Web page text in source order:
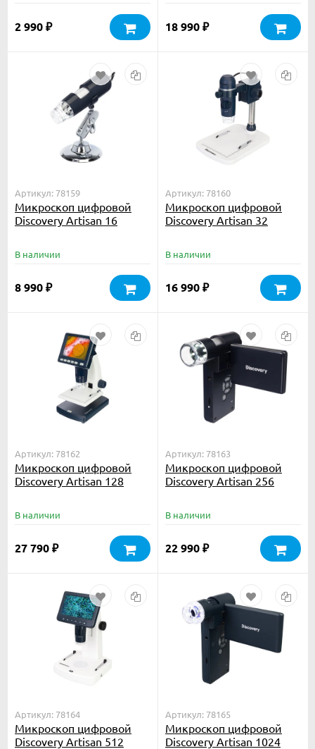
2 990 ₽ 18 990 ₽
Артикул: 78159
Микроскоп цифровой
Discovery Artisan 16
В наличии
8 990 ₽
Артикул: 78160
Микроскоп цифровой
Discovery Artisan 32
В наличии
16 990 ₽
Артикул: 78162
Микроскоп цифровой
Discovery Artisan 128
В наличии
27 790 ₽
Артикул: 78163
Микроскоп цифровой
Discovery Artisan 256
В наличии
22 990 ₽
Артикул: 78164
Микроскоп цифровой
Discovery Artisan 512
Артикул: 78165
Микроскоп цифровой
Discovery Artisan 1024